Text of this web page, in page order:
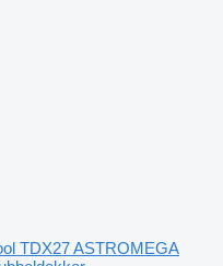
TDX27 ASTROMEGA